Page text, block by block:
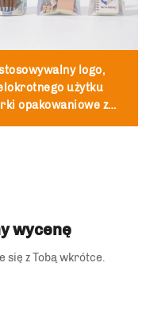
logo,
użytku
opakowaniowe z
wycenę
się z Tobą wkrótce.